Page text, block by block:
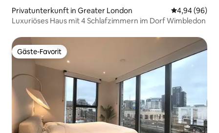
Privatunterkunft in Greater London
4,94 (96)
Luxuriöses Haus mit 4 Schlafzimmern im Dorf Wimbledon
Gäste-Favorit
Gäste-Favorit